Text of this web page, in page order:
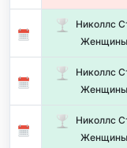
Николлс
Женщины
Николлс
Женщины
Николлс
Женщины